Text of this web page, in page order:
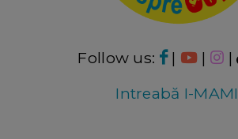
Follow us: | | |
Intreabă I-MAMI